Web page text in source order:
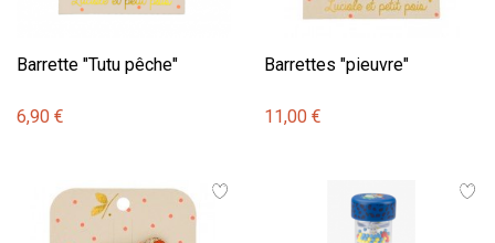
Barrette "Tutu pêche"
6,90 €
Barrettes "pieuvre"
11,00 €